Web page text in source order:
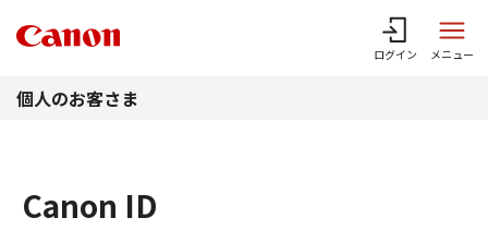
ログイン メニュー
個人のお客さま
Canon ID